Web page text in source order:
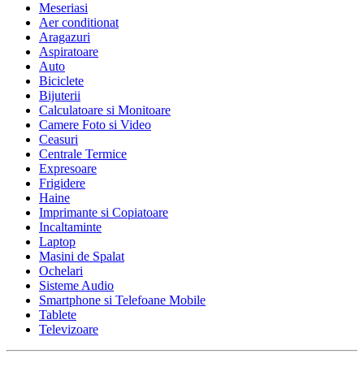
Meseriasi
Aer conditionat
Aragazuri
Aspiratoare
Auto
Biciclete
Bijuterii
Calculatoare si Monitoare
Camere Foto si Video
Ceasuri
Centrale Termice
Expresoare
Frigidere
Haine
Imprimante si Copiatoare
Incaltaminte
Laptop
Masini de Spalat
Ochelari
Sisteme Audio
Smartphone si Telefoane Mobile
Tablete
Televizoare